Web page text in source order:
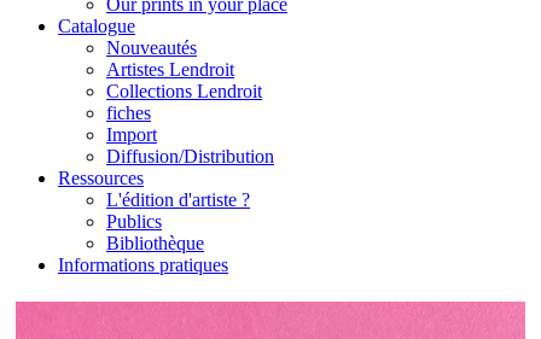
Our prints in your place
Catalogue
Nouveautés
Artistes Lendroit
Collections Lendroit
fiches
Import
Diffusion/Distribution
Ressources
L'édition d'artiste ?
Publics
Bibliothèque
Informations pratiques